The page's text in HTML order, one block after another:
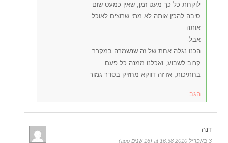
לוקחת כל כך מעט זמן, שאין כמעט שום
סיבה להכין אותה לא מתי שרוצים לאוכל
אותה.
אבל-
הכנו נגלה אחת של זה שנשמרה במקרר
קרוב לשבוע, ואכלנו ממנה כל פעם
בחתיכות, אז זה דווקא מחזיק בסדר גמור
הגב
דנה
3 באפריל 2010 at 16:38 (16 שנים ago)